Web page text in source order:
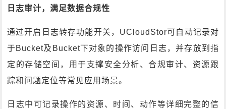
日志审计，满足数据合规性
通过开启日志转存功能开关，UCloudStor可自动记录对
于Bucket及Bucket下对象的操作访问日志，并存放到指
定的存储空间，用于支撑安全分析、合规审计、资源跟
踪和问题定位等常见应用场景。
日志中可记录操作的资源、时间、动作等详细完整的信